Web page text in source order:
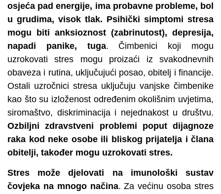
osjeća pad energije, ima probavne probleme, bol
u grudima, visok tlak. Psihički simptomi stresa
mogu biti anksioznost (zabrinutost), depresija,
napadi panike, tuga. Čimbenici koji mogu
uzrokovati stres mogu proizaći iz svakodnevnih
obaveza i rutina, uključujući posao, obitelj i financije.
Ostali uzročnici stresa uključuju vanjske čimbenike
kao što su izloženost određenim okolišnim uvjetima,
siromaštvo, diskriminacija i nejednakost u društvu.
Ozbiljni zdravstveni problemi poput dijagnoze
raka kod neke osobe ili bliskog prijatelja i člana
obitelji, također mogu uzrokovati stres.
Stres može djelovati na imunološki sustav
čovjeka na mnogo načina. Za većinu osoba stres